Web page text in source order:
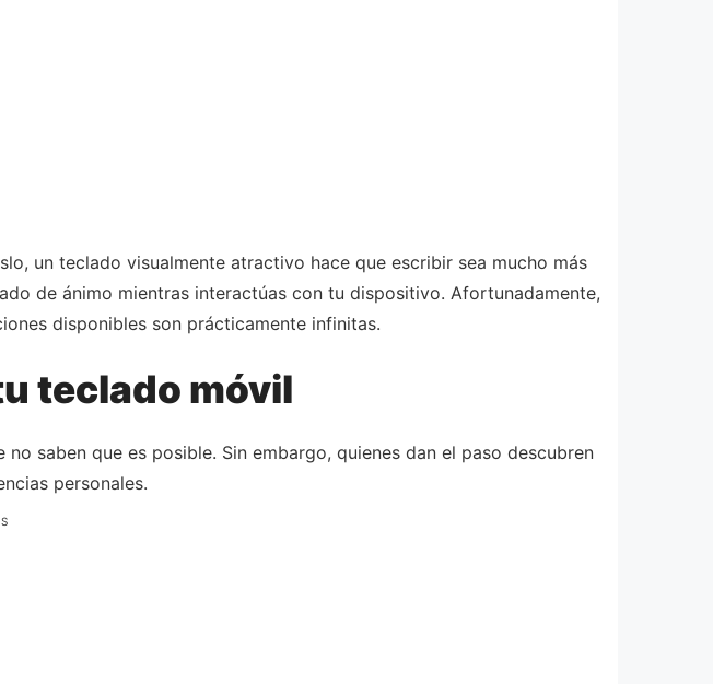
un teclado visualmente atractivo hace que escribir sea mucho más
de ánimo mientras interactúas con tu dispositivo. Afortunadamente,
disponibles son prácticamente infinitas.
teclado móvil
saben que es posible. Sin embargo, quienes dan el paso descubren
personales.